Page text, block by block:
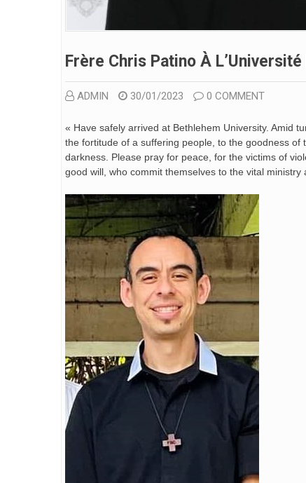
Frère Chris Patino À
ADMIN 30/01/2023 0 COMMENT
« Have safely arrived at Bethlehem University. Amid
the fortitude of a suffering people, to the goodness
darkness. Please pray for peace, for the victims of
good will, who commit themselves to the vital